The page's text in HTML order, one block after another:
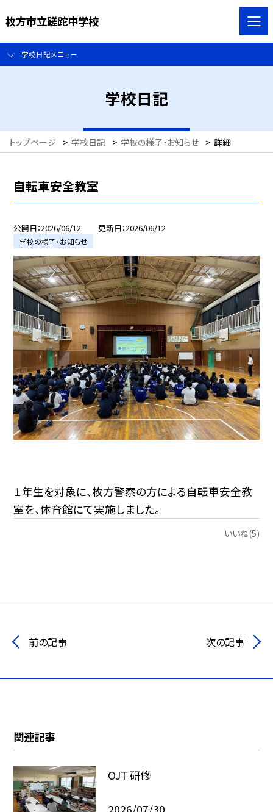
枚方市立蹉跎中学校
学校日記メニュー
学校日記
トップページ > 学校日記 > 学校の様子・お知らせ > 詳細
自転車安全教室
公開日 2026/06/12 更新日 2026/06/12
学校の様子・お知らせ
１年生を対象に、枚方警察の方による自転車安全教
室を、体育館にて実施しました。
いいね(5)
前の記事 次の記事
関連記事
OJT 研修